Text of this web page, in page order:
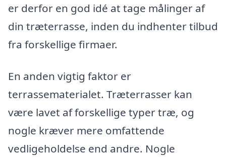
er derfor en god idé at tage målinger af
din træterrasse, inden du indhenter tilbud
fra forskellige firmaer.
En anden vigtig faktor er
terrassematerialet. Træterrasser kan
være lavet af forskellige typer træ, og
nogle kræver mere omfattende
vedligeholdelse end andre. Nogle